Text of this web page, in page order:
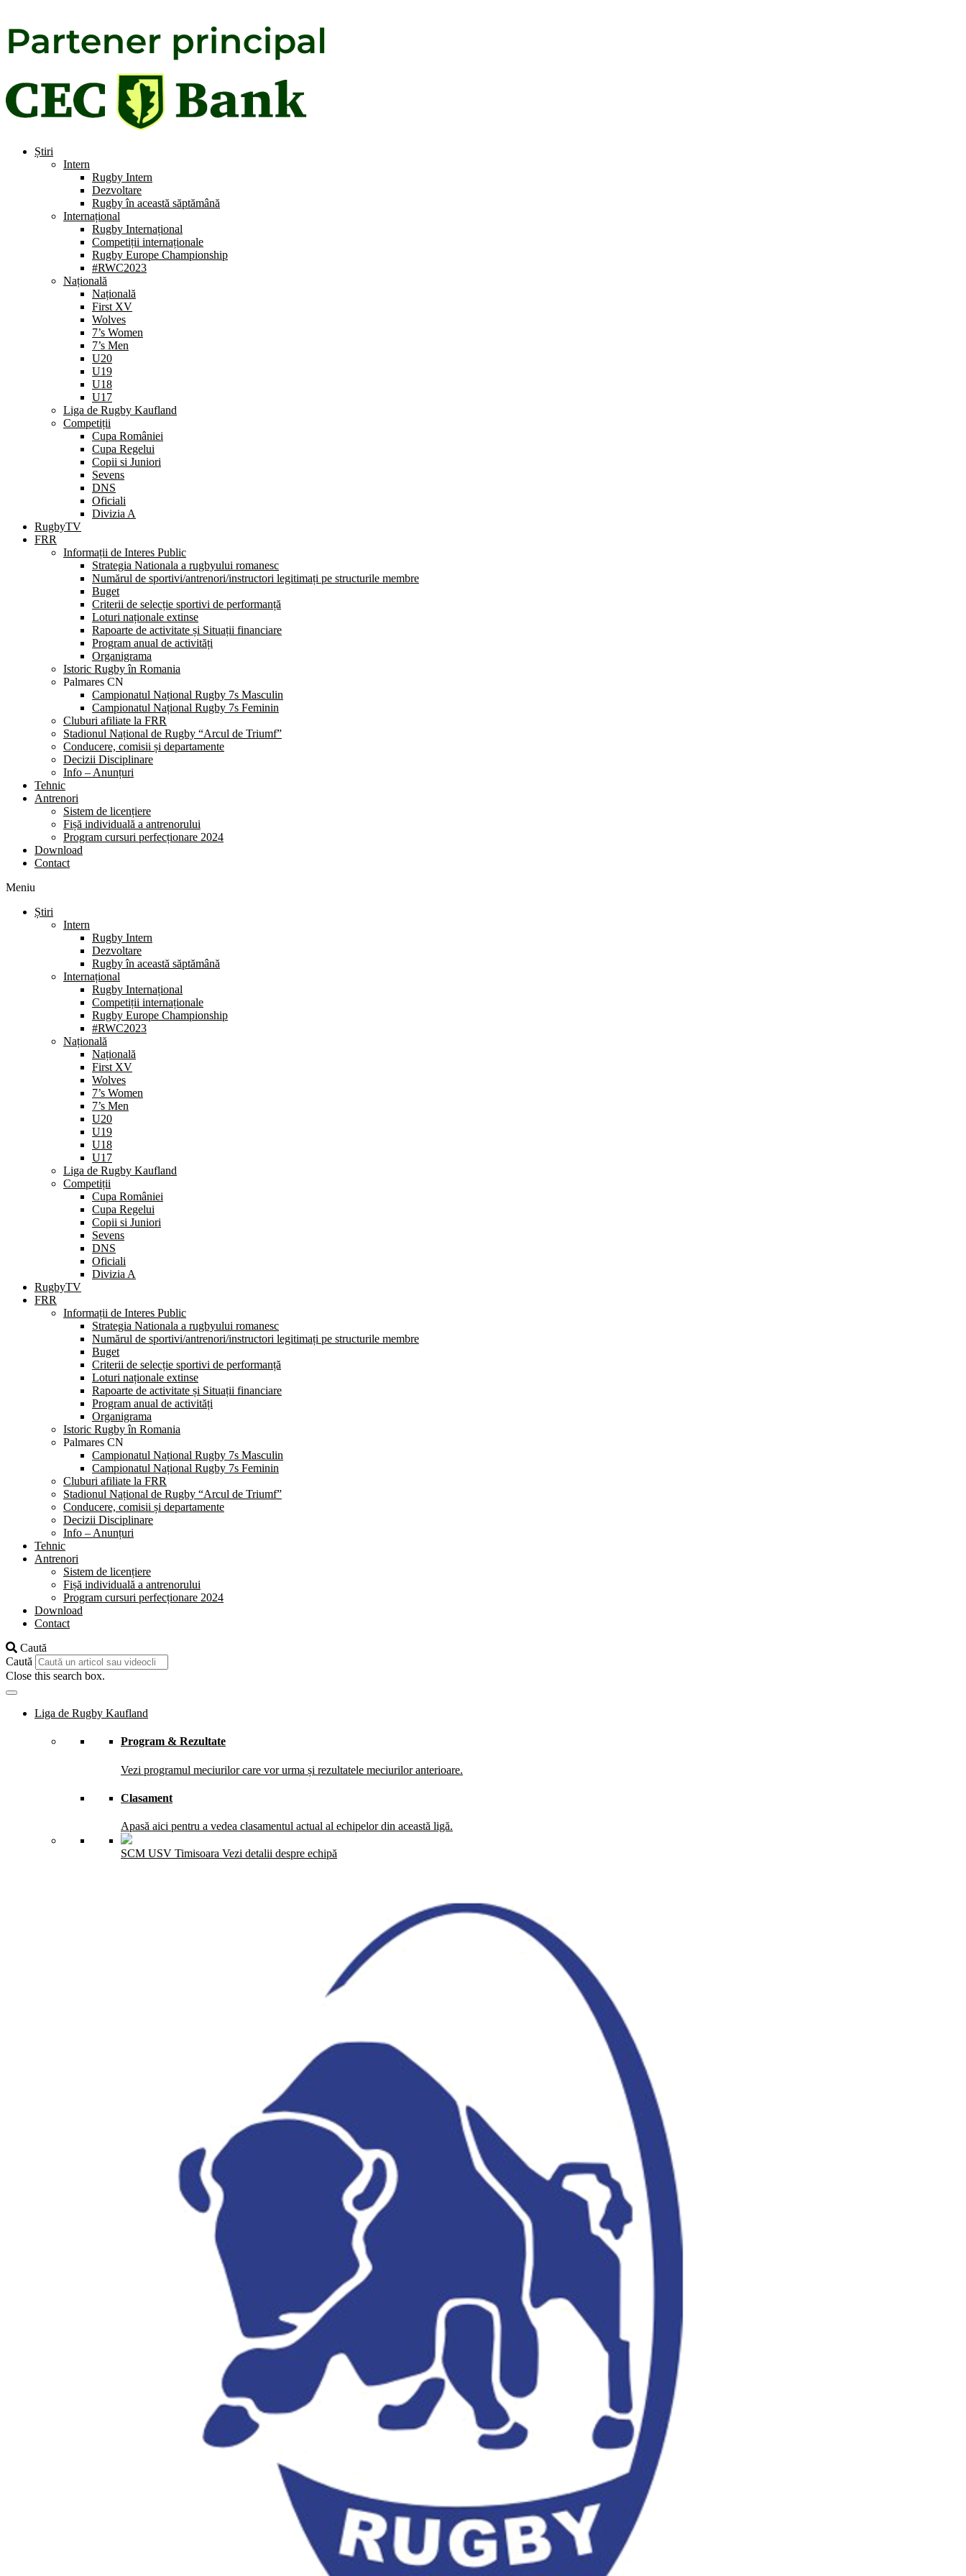
Știri
Intern
Rugby Intern
Dezvoltare
Rugby în această săptămână
Internațional
Rugby Internațional
Competiții internaționale
Rugby Europe Championship
#RWC2023
Națională
Națională
First XV
Wolves
7’s Women
7’s Men
U20
U19
U18
U17
Liga de Rugby Kaufland
Competiții
Cupa României
Cupa Regelui
Copii si Juniori
Sevens
DNS
Oficiali
Divizia A
RugbyTV
FRR
Informații de Interes Public
Strategia Nationala a rugbyului romanesc
Numărul de sportivi/antrenori/instructori legitimați pe structurile membre
Buget
Criterii de selecție sportivi de performanță
Loturi naționale extinse
Rapoarte de activitate și Situații financiare
Program anual de activități
Organigrama
Istoric Rugby în Romania
Palmares CN
Campionatul Național Rugby 7s Masculin
Campionatul Național Rugby 7s Feminin
Cluburi afiliate la FRR
Stadionul Național de Rugby “Arcul de Triumf”
Conducere, comisii și departamente
Decizii Disciplinare
Info – Anunțuri
Tehnic
Antrenori
Sistem de licențiere
Fișă individuală a antrenorului
Program cursuri perfecționare 2024
Download
Contact
Meniu
Știri
Intern
Rugby Intern
Dezvoltare
Rugby în această săptămână
Internațional
Rugby Internațional
Competiții internaționale
Rugby Europe Championship
#RWC2023
Națională
Națională
First XV
Wolves
7’s Women
7’s Men
U20
U19
U18
U17
Liga de Rugby Kaufland
Competiții
Cupa României
Cupa Regelui
Copii si Juniori
Sevens
DNS
Oficiali
Divizia A
RugbyTV
FRR
Informații de Interes Public
Strategia Nationala a rugbyului romanesc
Numărul de sportivi/antrenori/instructori legitimați pe structurile membre
Buget
Criterii de selecție sportivi de performanță
Loturi naționale extinse
Rapoarte de activitate și Situații financiare
Program anual de activități
Organigrama
Istoric Rugby în Romania
Palmares CN
Campionatul Național Rugby 7s Masculin
Campionatul Național Rugby 7s Feminin
Cluburi afiliate la FRR
Stadionul Național de Rugby “Arcul de Triumf”
Conducere, comisii și departamente
Decizii Disciplinare
Info – Anunțuri
Tehnic
Antrenori
Sistem de licențiere
Fișă individuală a antrenorului
Program cursuri perfecționare 2024
Download
Contact
Caută
Caută
Close this search box.
Liga de Rugby Kaufland
Program & Rezultate
Vezi programul meciurilor care vor urma și rezultatele meciurilor anterioare.
Clasament
Apasă aici pentru a vedea clasamentul actual al echipelor din această ligă.
SCM USV Timisoara Vezi detalii despre echipă